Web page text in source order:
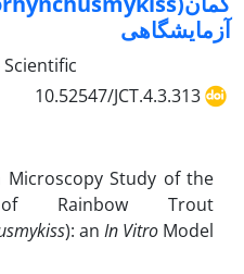
آزمایشگاهی
10.52547/JCT.4.3.313
Microscopy Study of the
Rainbow Trout
): an In Vitro Model